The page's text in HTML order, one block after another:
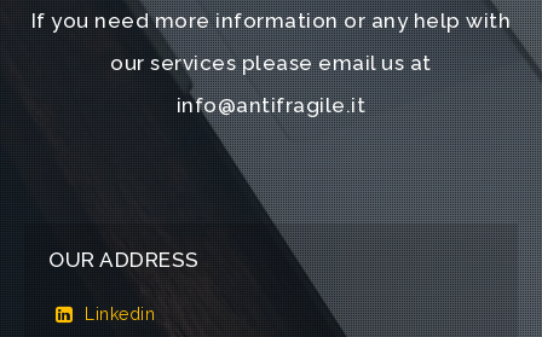
If you need more information or any help with
our services please email us at
info@antifragile.it
OUR ADDRESS
Linkedin